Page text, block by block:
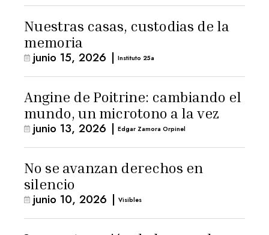
Nuestras casas, custodias de la
memoria
junio 15, 2026 | Instituto 25a
Angine de Poitrine: cambiando el
mundo, un microtono a la vez
junio 13, 2026 | Edgar Zamora Orpinel
No se avanzan derechos en
silencio
junio 10, 2026 | Visibles